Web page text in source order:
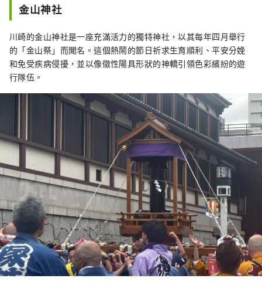
括成排的水杉樹。在日本民居博物館，您可以
體驗25座被指定為文化財產的古民居，可以體
驗當地傳統的藍染工藝，還有一座專門紀念人
館內展示著深受世界各地、尤其是亞洲地區喜
愛的漫畫《多啦 A 夢》的作者藤子·F·不二雄
的原畫以及藤子·F·不二雄曾經使用過的桌
子。設施內還設有真人大小的商品，並允許遊
客品嚐故事中的食物，讓人能夠沉浸在作品的
世界中。 ◇ 川崎山王節 這是川崎地區最大的節
日，每年八月在稻毛神社舉行，亮點是大型神
轎遊行。 ◇金馬拉節 金山神社的節慶是在四月
第一個星期日舉行的。人們會抬著形狀像陰莖
的便攜式神轎參加祭祀，該節日以祈求生育和
找到伴侶而聞名，吸引了許多外國遊客。
金山神社
川崎的金山神社是一座充滿活力的獨特神社，以其每年四月舉行
的「金山祭」而聞名。這個熱鬧的節日祈求生育順利、平安分娩
和免受疾病侵擾，並以像徵性陽具形狀的神轎引領色彩繽紛的遊
行隊伍。